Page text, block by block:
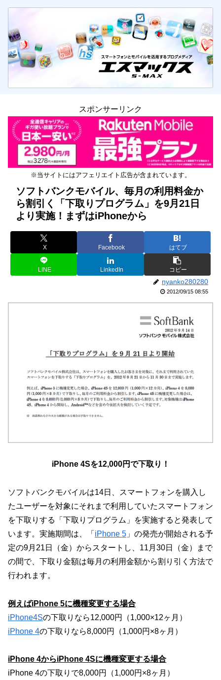
スポンサーリンク
※当サイトにはアフェリエイト広告が含まれています。
ソフトバンクモバイル、毎月の利用料金か
ら割引く「下取りプログラム」を9月21日
より実施！まずはiPhoneから
X Facebook はてブ
LINE LinkedIn コピー
nyanko280280
2012/09/15 08:55
iPhone 4Sを12,000円で下取り！
ソフトバンクモバイルは14日、スマートフォンを購入し
たユーザーを対象にそれまで利用していたスマートフォン
を下取りする「下取りプログラム」を実施すると発表して
います。実施期間は、「 iPhone 5 」の発売が開始される予
定の9月21日（金）からスタートし、11月30日（金）まで
の間で、下取り金額は毎月の利用金額から割り引く方法で
行われます。
例えばiPhone 5に機種変更する場合
iPhone4Sの下取りなら12,000円（1,000×12ヶ月）
iPhone 4の下取りなら8,000円（1,000円×8ヶ月）
iPhone 4からiPhone 4Sに機種変更する場合
iPhone 4の下取りで8,000円（1,000円×8ヶ月）